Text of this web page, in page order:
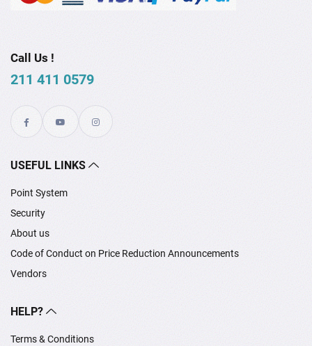
Call Us !
211 411 0579
USEFUL LINKS
Point System
Security
About us
Code of Conduct on Price Reduction Announcements
Vendors
HELP?
Terms & Conditions